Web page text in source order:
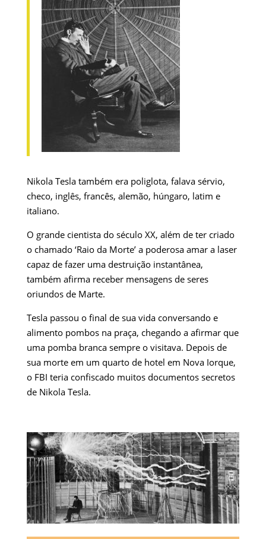
Nikola Tesla também era poliglota, falava sérvio,
checo, inglês, francês, alemão, húngaro, latim e
italiano.
O grande cientista do século XX, além de ter criado
o chamado ‘Raio da Morte’ a poderosa amar a laser
capaz de fazer uma destruição instantânea,
também afirma receber mensagens de seres
oriundos de Marte.
Tesla passou o final de sua vida conversando e
alimento pombos na praça, chegando a afirmar que
uma pomba branca sempre o visitava. Depois de
sua morte em um quarto de hotel em Nova Iorque,
o FBI teria confiscado muitos documentos secretos
de Nikola Tesla.